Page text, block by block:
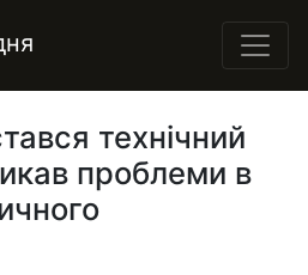
технічний
проблеми в